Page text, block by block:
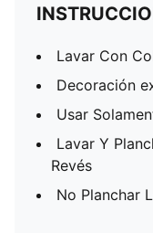
Lavar Con
Decoración
Usar
Lavar Y
Revés
No Planchar